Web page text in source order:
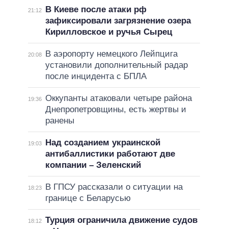
21:12
В Киеве после атаки рф
зафиксировали загрязнение озера
Кирилловское и ручья Сырец
20:08
В аэропорту немецкого Лейпцига
установили дополнительный радар
после инцидента с БПЛА
19:36 Оккупанты атаковали четыре района
Днепропетровщины, есть жертвы и
ранены
19:03
Над созданием украинской
антибаллистики работают две
компании – Зеленский
18:23
В ГПСУ рассказали о ситуации на
границе с Беларусью
18:12 Турция ограничила движение судов